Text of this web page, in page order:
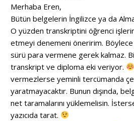
Merhaba Eren,
Bütün belgelerin İngilizce ya da
O yüzden transkriptini öğrenci
etmeyi denemeni öneririm.
sürü para vermene gerek kalmaz.
transkript ve diploma eki veriyor.
vermezlerse yeminli tercümanda
yaratmayacaktır. Bunun dışında,
net taramalarını yüklemelisin.
yazıcıda tarat.